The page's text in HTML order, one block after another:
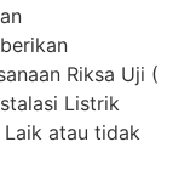
Riksa Uji (
Listrik
atau tidak